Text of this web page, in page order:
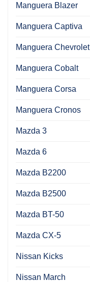
Manguera Blazer
Manguera Captiva
Manguera Chevrolet
Manguera Cobalt
Manguera Corsa
Manguera Cronos
Mazda 3
Mazda 6
Mazda B2200
Mazda B2500
Mazda BT-50
Mazda CX-5
Nissan Kicks
Nissan March